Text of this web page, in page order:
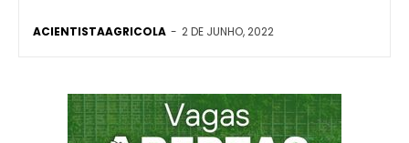
ACIENTISTAAGRICOLA - 2 DE JUNHO, 2022